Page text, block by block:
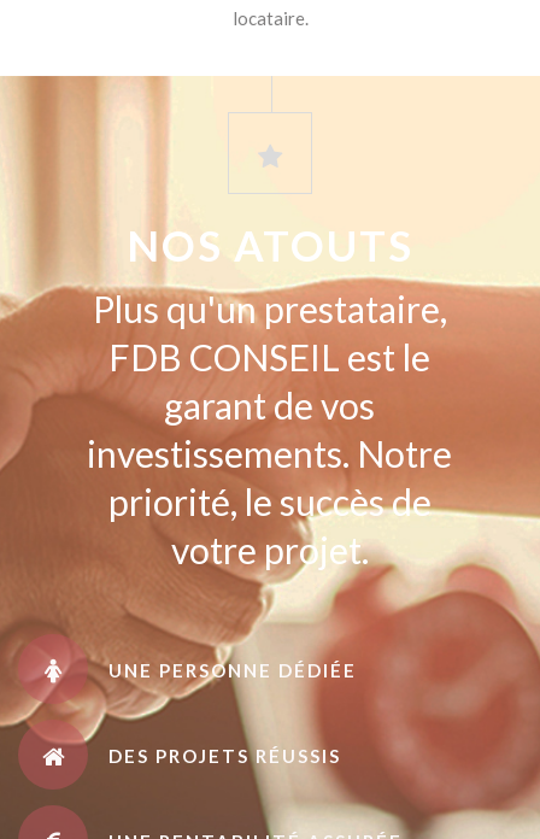
locataire.
NOS ATOUTS
Plus qu'un prestataire,
FDB CONSEIL est le
garant de vos
investissements. Notre
priorité, le succès de
votre projet.
UNE PERSONNE DÉDIÉE
DES PROJETS RÉUSSIS